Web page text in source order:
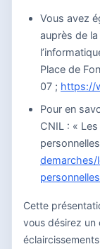
Vous avez
auprès de
Place de
07 ; https://
Pour en
CNIL : «
personnelles
Cette
vous désirez un